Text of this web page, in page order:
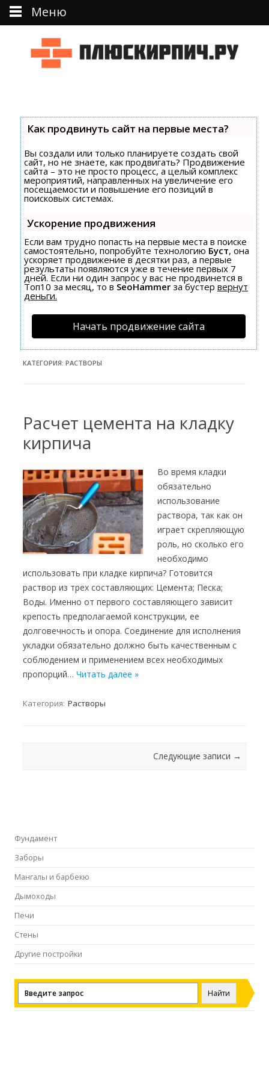
Как продвинуть сайт на первые места?
Вы создали или только планируете создать свой
сайт, но не знаете, как продвигать? Продвижение
сайта – это не просто процесс, а целый комплекс
мероприятий, направленных на увеличение его
посещаемости и повышение его позиций в
поисковых системах.
Ускорение продвижения
Если вам трудно попасть на первые места в поиске
самостоятельно, попробуйте технологию Буст, она
ускоряет продвижение в десятки раз, а первые
результаты появляются уже в течение первых 7
дней. Если ни один запрос у вас не продвинется в
Топ10 за месяц, то в SeoHammer за бустер вернут
деньги.
Начать продвижение сайта
КАТЕГОРИЯ: РАСТВОРЫ
Расчет цемента на кладку
кирпича
Во время кладки
обязательно
использование
раствора, так как он
играет скрепляющую
роль, но сколько его
необходимо
использовать при кладке кирпича? Готовится
раствор из трех составляющих: Цемента; Песка;
Воды. Именно от первого составляющего зависит
крепость предполагаемой конструкции, ее
долговечность и опора. Соединение для исполнения
укладки обязательно должно быть качественным с
соблюдением и применением всех необходимых
пропорций… Читать далее »
Категория: Растворы
Следующие записи →
Фундамент
Заборы
Мангалы и барбекю
Дымоходы
Печи
Стены
Другие постройки
Меню